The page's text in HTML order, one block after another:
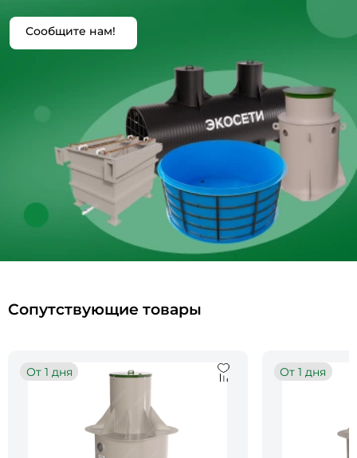
Сообщите нам!
Сопутствующие товары
От 1 дня От 1 дня